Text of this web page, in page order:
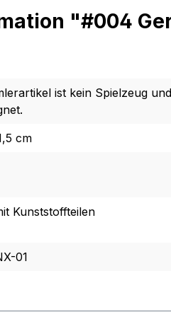
"#004
ist kein Spielzeug
cm
Kunststoffteilen
01